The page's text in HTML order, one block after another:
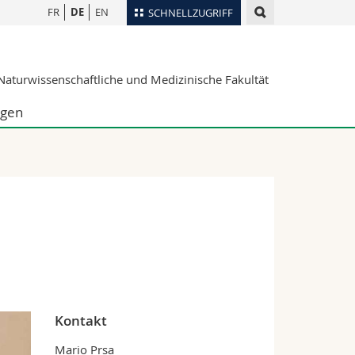
SCHNELLZUGRIFF
Ortsplan
Webmail
FR DE EN
und Medizinische Fakultät
Kontakt
Mario Prsa